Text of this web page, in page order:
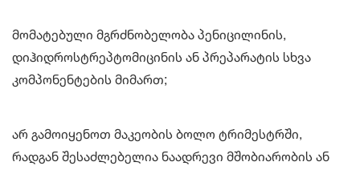
მომატებული მგრძნობელობა პენიცილინის,
დიჰიდროსტრეპტომიცინის ან პრეპარატის სხვა
კომპონენტების მიმართ;
არ გამოიყენოთ მაკეობის ბოლო ტრიმესტრში,
რადგან შესაძლებელია ნაადრევი მშობიარობის ან